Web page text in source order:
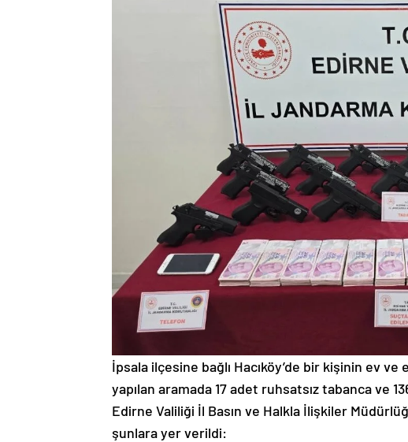
İpsala ilçesine bağlı Hacıköy’de bir kişinin ev
yapılan aramada 17 adet ruhsatsız tabanca ve
Edirne Valiliği İl Basın ve Halkla İlişkiler
şunlara yer verildi: